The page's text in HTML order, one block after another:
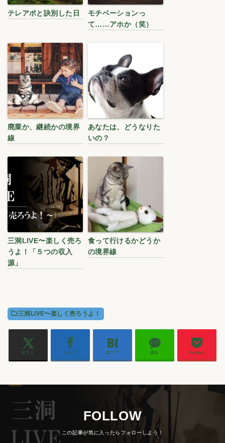
テレアポと訣別した日
モチベーションっ
て……アホか（笑）
廃業か、継続かの境界
線
あなたは、どうなりた
いの？
三洞LIVE〜楽しく売ろ
うよ！「５つの収入
源」
食って行けるかどうか
の境界線
三洞LIVE〜楽しく売ろうよ！
ポスト シェア はてブ 送る Pocket
FOLLOW